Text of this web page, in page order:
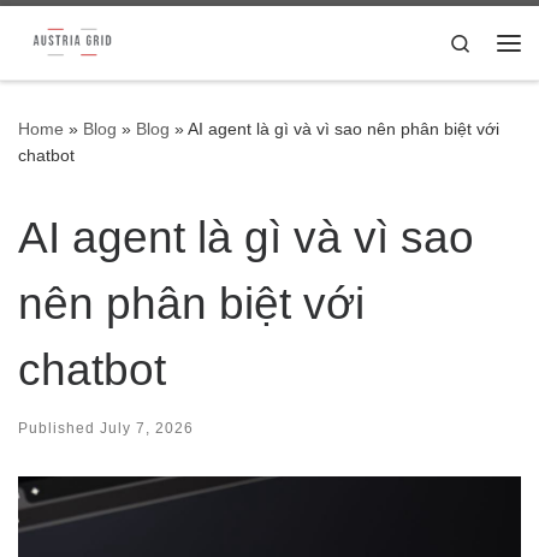
Skip to content
Search
Home » Blog » Blog »AI agent là gì và vì sao nên phân biệt với
chatbot
AI agent là gì và vì sao
nên phân biệt với
chatbot
Published July 7, 2026